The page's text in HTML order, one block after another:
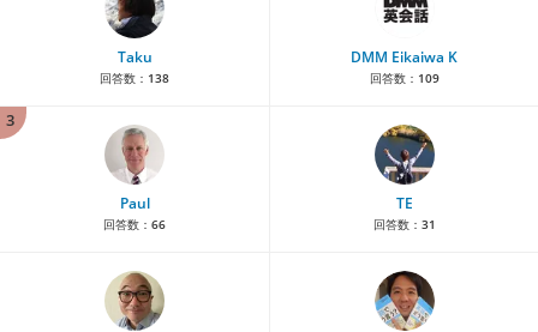
Taku
回答数： 138
DMM Eikaiwa K
回答数： 109
3
Paul
回答数： 66
TE
回答数： 31